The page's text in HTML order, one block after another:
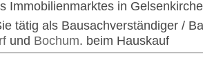
Immobilienmarktes in
tätig als Bausachverständiger /
und Bochum. beim Hauskauf